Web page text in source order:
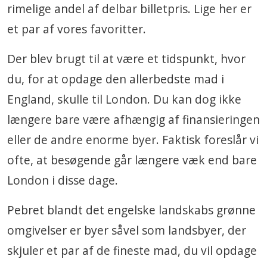
rimelige andel af delbar billetpris. Lige her er
et par af vores favoritter.
Der blev brugt til at være et tidspunkt, hvor
du, for at opdage den allerbedste mad i
England, skulle til London. Du kan dog ikke
længere bare være afhængig af finansieringen
eller de andre enorme byer. Faktisk foreslår vi
ofte, at besøgende går længere væk end bare
London i disse dage.
Pebret blandt det engelske landskabs grønne
omgivelser er byer såvel som landsbyer, der
skjuler et par af de fineste mad, du vil opdage